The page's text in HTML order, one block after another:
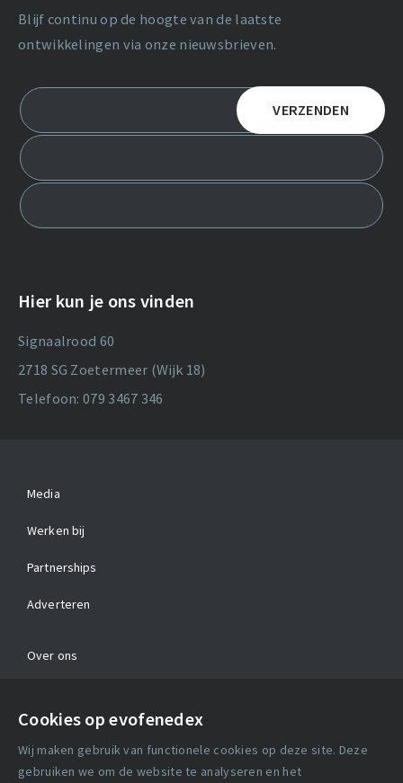
Cookies op evofenedex
Wij maken gebruik van functionele cookies op deze site. Deze
gebruiken we om de website te analyseren en het
Blijf continu op de hoogte van de laatste
ontwikkelingen via onze nieuwsbrieven.
Hier kun je ons vinden
Signaalrood 60
2718 SG Zoetermeer (Wijk 18)
Telefoon: 079 3467 346
Media
Werken bij
Partnerships
Adverteren
Over ons
Algemene voorwaarden
Cookie verklaring